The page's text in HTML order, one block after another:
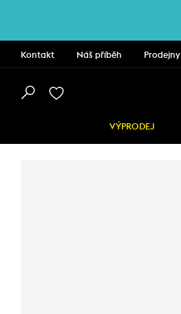
Kontakt Náš příběh Prodejny
VÝPRODEJ